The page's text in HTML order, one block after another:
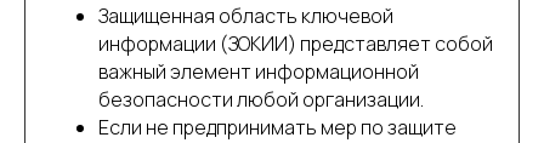
Защищенная область ключевой
информации (ЗОКИИ) представляет собой
важный элемент информационной
безопасности любой организации.
Если не предпринимать мер по защите